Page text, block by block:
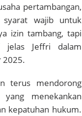
pertambangan,
syarat wajib untuk
izin tambang, tapi
jelas Jeffri dalam
2025.
terus mendorong
menekankan
kepatuhan hukum.